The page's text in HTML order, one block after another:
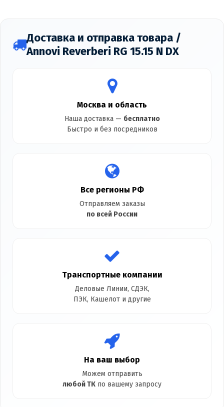
Доставка и отправка товара /
Annovi Reverberi RG 15.15 N DX
Москва и область
Наша доставка — бесплатно
Быстро и без посредников
Все регионы РФ
Отправляем заказы
по всей России
Транспортные компании
Деловые Линии, СДЭК,
ПЭК, Кашелот и другие
На ваш выбор
Можем отправить
любой ТК по вашему запросу